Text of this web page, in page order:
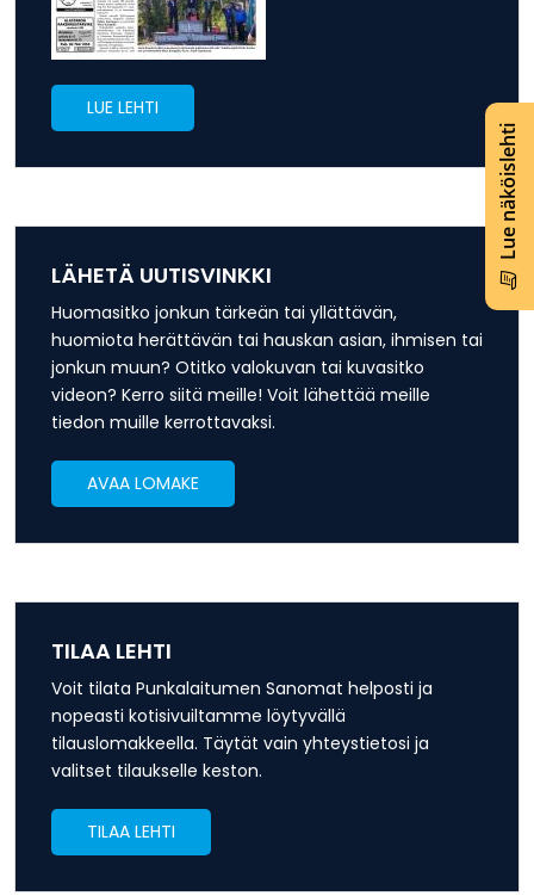
Lue näköislehti
LUE LEHTI
LÄHETÄ UUTISVINKKI
Huomasitko jonkun tärkeän tai yllättävän,
huomiota herättävän tai hauskan asian, ihmisen tai
jonkun muun? Otitko valokuvan tai kuvasitko
videon? Kerro siitä meille! Voit lähettää meille
tiedon muille kerrottavaksi.
AVAA LOMAKE
TILAA LEHTI
Voit tilata Punkalaitumen Sanomat helposti ja
nopeasti kotisivuiltamme löytyvällä
tilauslomakkeella. Täytät vain yhteystietosi ja
valitset tilaukselle keston.
TILAA LEHTI